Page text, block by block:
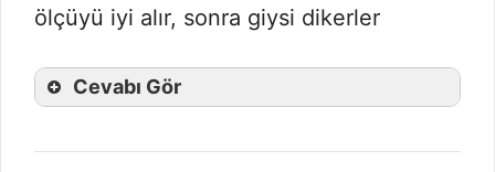
ölçüyü iyi alır, sonra giysi dikerler
Cevabı Gör